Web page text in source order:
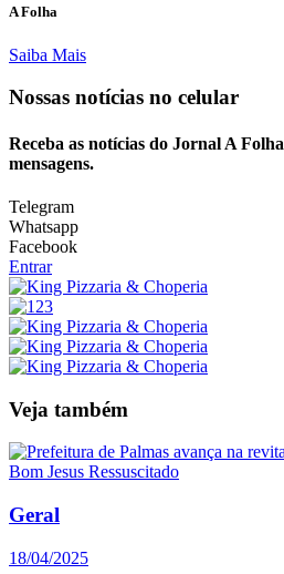
A Folha
Saiba Mais
Nossas notícias no celular
Receba as notícias do Jornal A
mensagens.
Telegram
Whatsapp
Facebook
Entrar
Veja também
Geral
18/04/2025